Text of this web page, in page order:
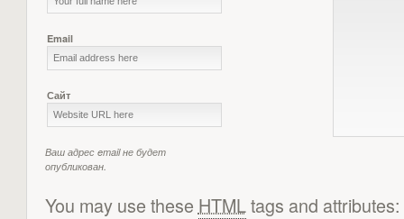
Email
Сайт
Ваш адрес email не будет
опубликован.
You may use these HTMLtags and attributes: